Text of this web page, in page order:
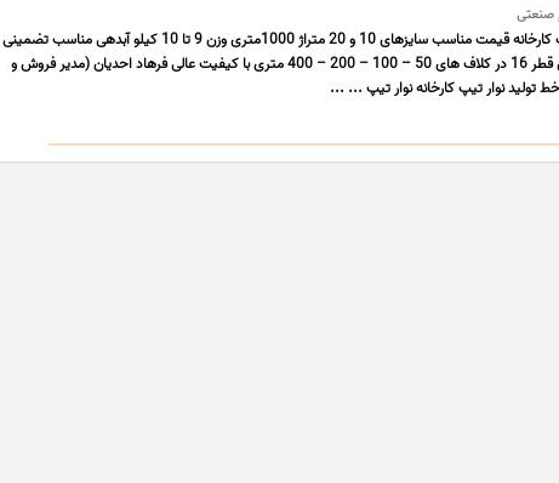
صنعتی
بدون واسطه – تحویل درب کارخانه قیمت مناسب سایزهای 10 و 20 متراژ 1000متری وزن 9 تا 10 کیلو آبدهی مناسب تضمینی
محصول صادراتی لوله های قطر 16 در کلاف های 50 – 100 – 200 – 400 متری با کیفیت عالی فرهاد احدیان (مدیر فروش و
خط تولید نوار تیپ کارخانه نوار تیپ ... ...